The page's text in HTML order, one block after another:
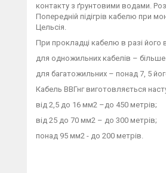
контакту з ґрунтовими водами.
Попередній підігрів кабелю при
Цельсія.
При прокладці кабелю в разі його
для одножильних кабелів – більше
для багатожильних – понад 7, 5
Кабель ВВГнг виготовляється
від 2,5 до 16 мм2 –до 450 метрів;
від 25 до 70 мм2 – до 300 метрів;
понад 95 мм2 - до 200 метрів.